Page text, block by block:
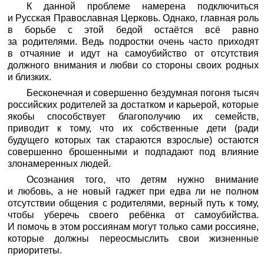
К данной проблеме намерена подключиться
и Русская Православная Церковь. Однако, главная роль
в борьбе с этой бедой остаётся всё равно
за родителями. Ведь подростки очень часто приходят
в отчаяние и идут на самоубийство от отсутствия
должного внимания и любви со стороны своих родных
и близких.
Бесконечная и совершенно бездумная погоня тысяч
российских родителей за достатком и карьерой, которые
якобы способствует благополучию их семейств,
приводит к тому, что их собственные дети (ради
будущего которых так стараются взрослые) остаются
совершенно брошенными и подпадают под влияние
злонамеренных людей.
Осознания того, что детям нужно внимание
и любовь, а не новый гаджет при едва ли не полном
отсутствии общения с родителями, верный путь к тому,
чтобы уберечь своего ребёнка от самоубийства.
И помочь в этом россиянам могут только сами россияне,
которые должны переосмыслить свои жизненные
приоритеты.